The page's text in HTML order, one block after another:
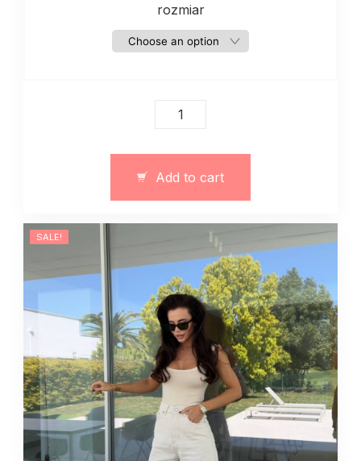
rozmiar
Jeansy
art.
13401
quantity
Add to cart
SALE!